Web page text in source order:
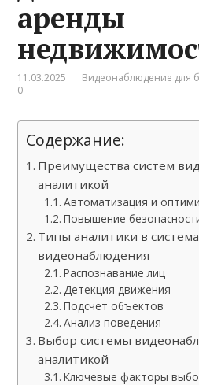
аренды
11.03.2025 Видеонаблюдение для
0
Содержание:
Преимущества систем
аналитикой
Автоматизация и
Повышение
Типы аналитики в
видеонаблюдения
Распознавание лиц
Детекция движения
Подсчет объектов
Анализ поведения
Выбор системы
аналитикой
Ключевые факторы